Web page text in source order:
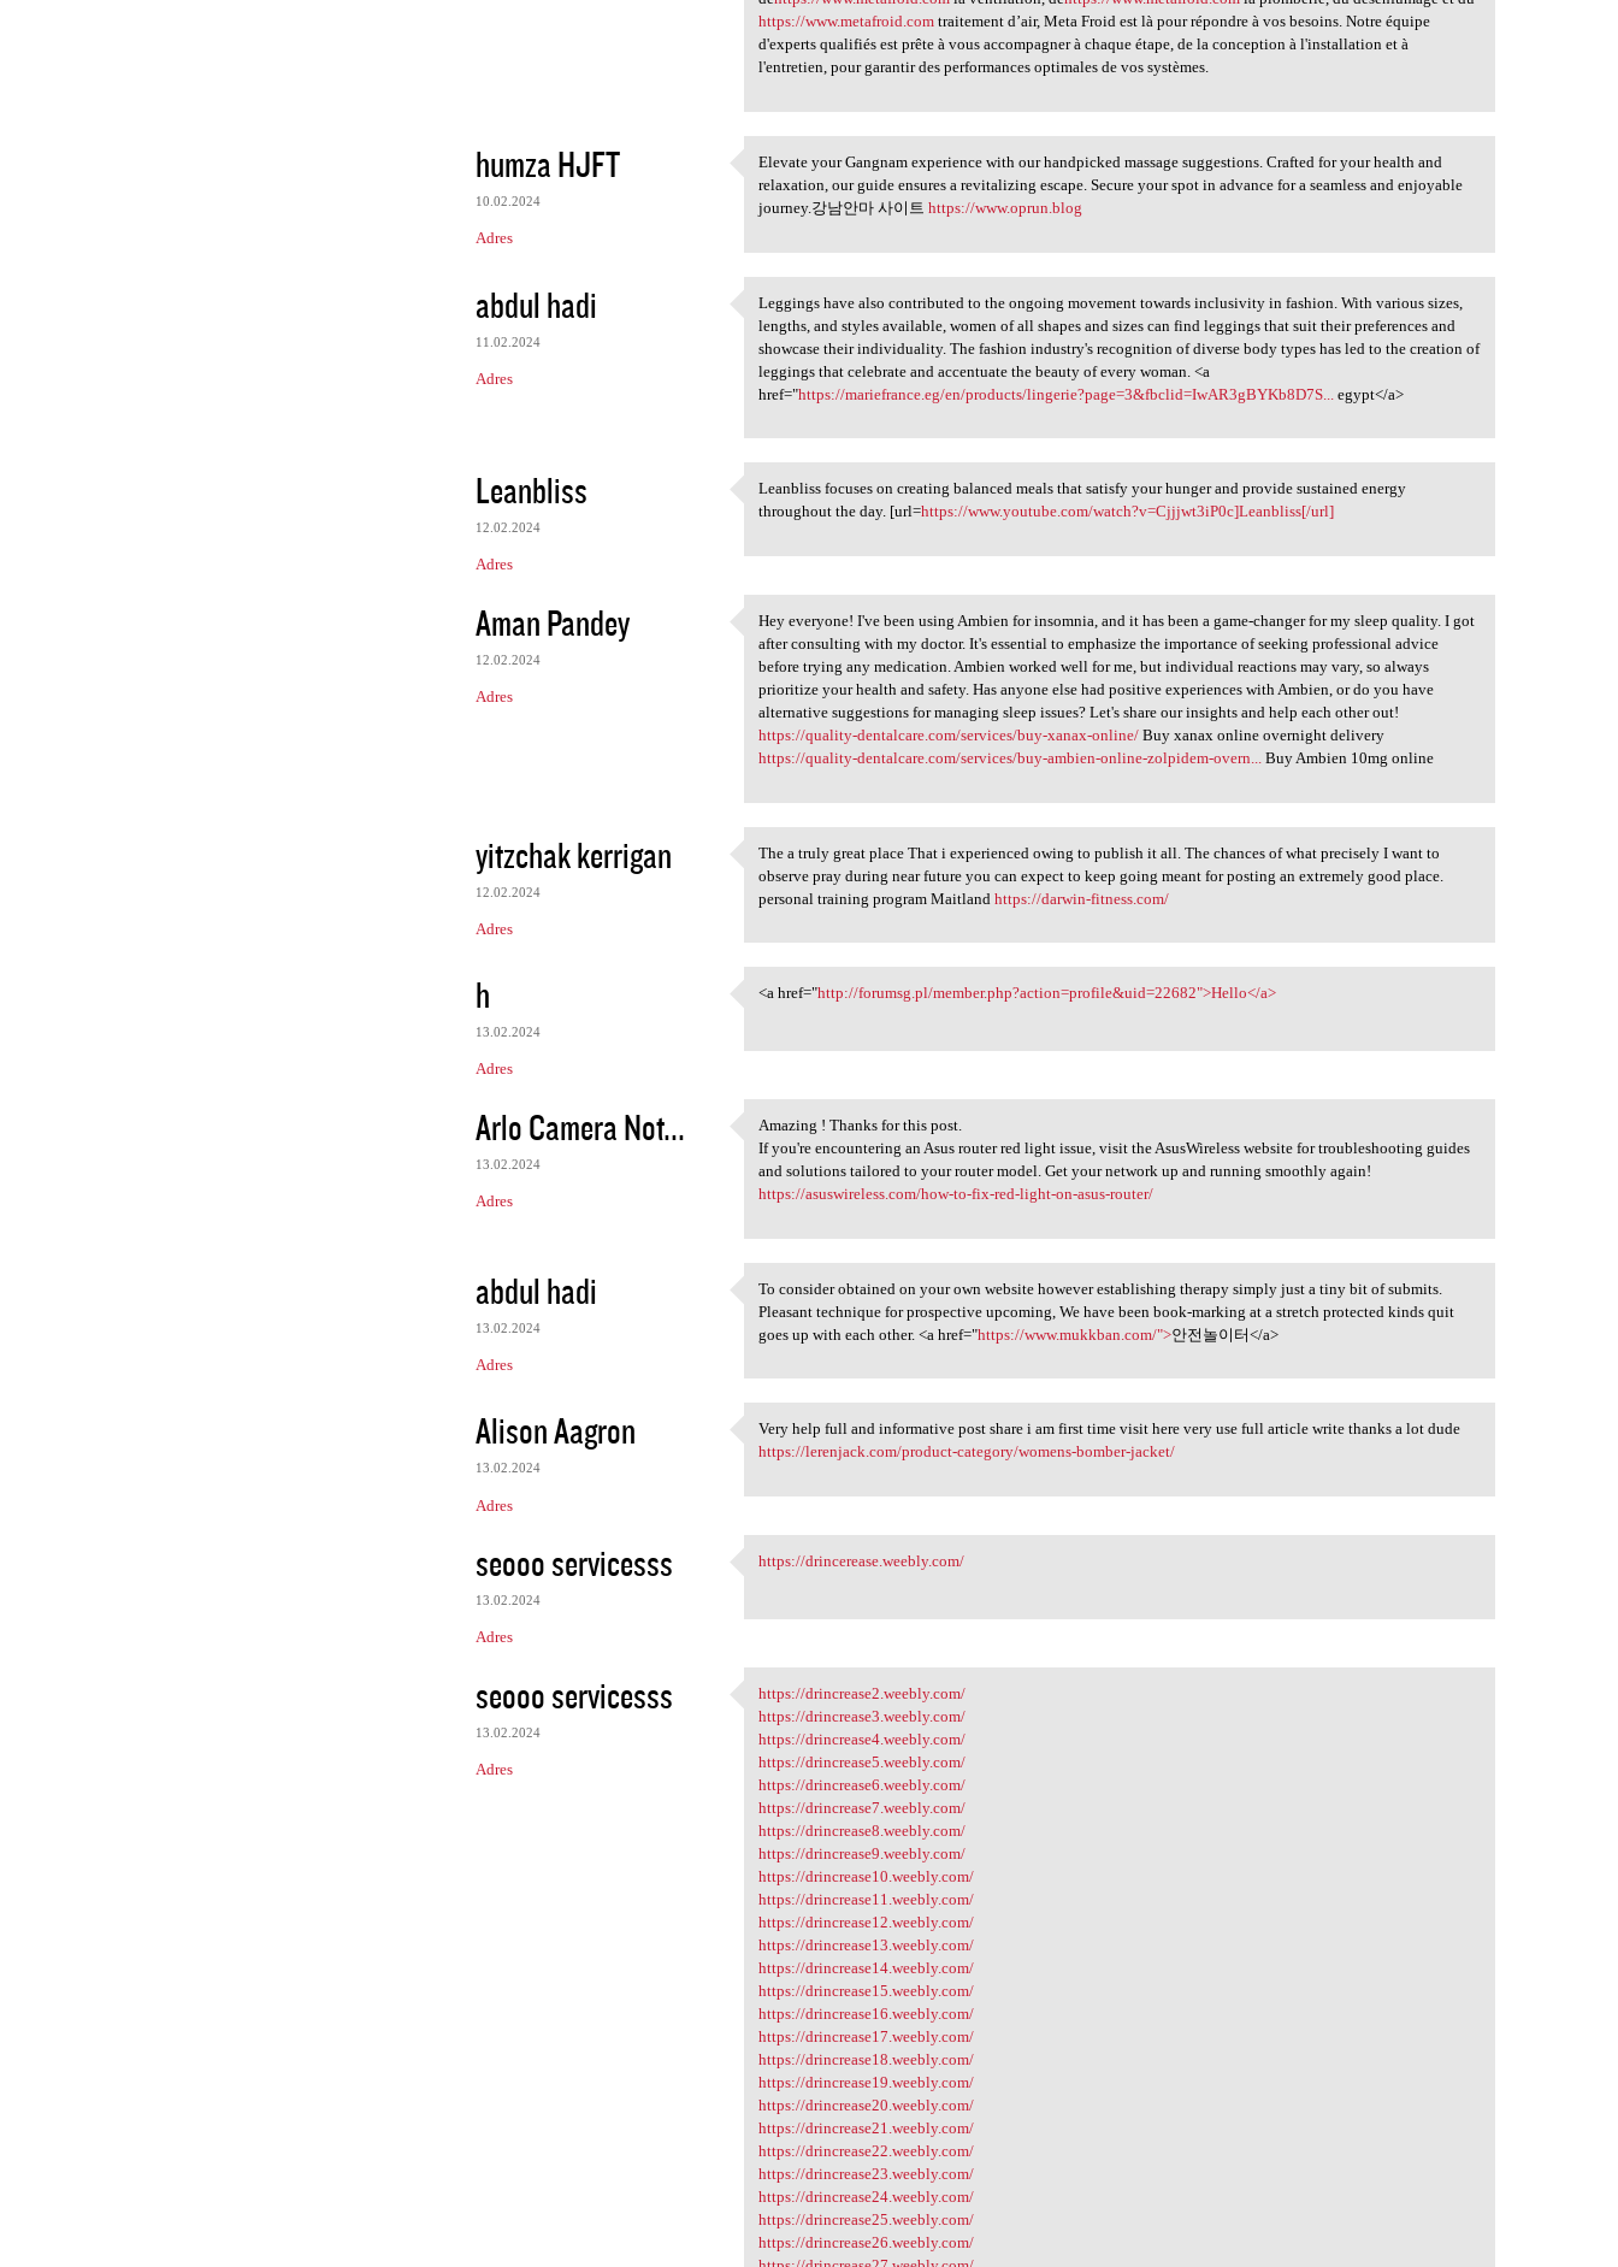
https://www.metafroid.com traitement d’air, Meta Froid est là pour répondre à vos besoins. Notre équipe
d'experts qualifiés est prête à vous accompagner à chaque étape, de la conception à l'installation et à
l'entretien, pour garantir des performances optimales de vos systèmes.
humza HJFT
10.02.2024
Adres
Elevate your Gangnam
Elevate your Gangnam experience with our handpicked massage suggestions. Crafted for your health and
relaxation, our guide ensures a revitalizing escape. Secure your spot in advance for a seamless and enjoyable
journey.강남안마 사이트https://www.oprun.blog
abdul hadi
11.02.2024
Adres
Leggings have also
Leggings have also contributed to the ongoing movement towards inclusivity in fashion. With various sizes,
lengths, and styles available, women of all shapes and sizes can find leggings that suit their preferences and
showcase their individuality. The fashion industry's recognition of diverse body types has led to the creation of
leggings that celebrate and accentuate the beauty of every woman. <a
href="https://mariefrance.eg/en/products/lingerie?page=3&fbclid=IwAR3gBYKb8D7S... egypt</a>
Leanbliss
12.02.2024
Adres
Leanbliss focuses on creating
Leanbliss focuses on creating balanced meals that satisfy your hunger and provide sustained energy
throughout the day. [url=https://www.youtube.com/watch?v=Cjjjwt3iP0c]Leanbliss[/url]
Aman Pandey
12.02.2024
Adres
Hey everyone! I've been using
Hey everyone! I've been using Ambien for insomnia, and it has been a game-changer for my sleep quality. I got
after consulting with my doctor. It's essential to emphasize the importance of seeking professional advice
before trying any medication. Ambien worked well for me, but individual reactions may vary, so always
prioritize your health and safety. Has anyone else had positive experiences with Ambien, or do you have
alternative suggestions for managing sleep issues? Let's share our insights and help each other out!
https://quality-dentalcare.com/services/buy-xanax-online/ Buy xanax online overnight delivery
https://quality-dentalcare.com/services/buy-ambien-online-zolpidem-overn... Buy Ambien 10mg online
yitzchak kerrigan
12.02.2024
Adres
The a truly great place That
The a truly great place That i experienced owing to publish it all. The chances of what precisely I want to
observe pray during near future you can expect to keep going meant for posting an extremely good place.
personal training program Maitlandhttps://darwin-fitness.com/
h
13.02.2024
Adres
<a href="http://forumsg.pl
<a href="http://forumsg.pl/member.php?action=profile&uid=22682">Hello</a>
Arlo Camera Not...
13.02.2024
Adres
Amazing ! Thanks for this
Amazing ! Thanks for this post.
If you're encountering an Asus router red light issue, visit the AsusWireless website for troubleshooting guides
and solutions tailored to your router model. Get your network up and running smoothly again!
https://asuswireless.com/how-to-fix-red-light-on-asus-router/
abdul hadi
13.02.2024
Adres
To consider obtained on your
To consider obtained on your own website however establishing therapy simply just a tiny bit of submits.
Pleasant technique for prospective upcoming, We have been book-marking at a stretch protected kinds quit
goes up with each other. <a href="https://www.mukkban.com/">안전놀이터</a>
Alison Aagron
13.02.2024
Adres
Very help full and
Very help full and informative post share i am first time visit here very use full article write thanks a lot dude
https://lerenjack.com/product-category/womens-bomber-jacket/
seooo servicesss
13.02.2024
Adres
https://drincerease.weebly
https://drincerease.weebly.com/
seooo servicesss
13.02.2024
Adres
https://drincrease2.weebly
https://drincrease2.weebly.com/
https://drincrease3.weebly.com/
https://drincrease4.weebly.com/
https://drincrease5.weebly.com/
https://drincrease6.weebly.com/
https://drincrease7.weebly.com/
https://drincrease8.weebly.com/
https://drincrease9.weebly.com/
https://drincrease10.weebly.com/
https://drincrease11.weebly.com/
https://drincrease12.weebly.com/
https://drincrease13.weebly.com/
https://drincrease14.weebly.com/
https://drincrease15.weebly.com/
https://drincrease16.weebly.com/
https://drincrease17.weebly.com/
https://drincrease18.weebly.com/
https://drincrease19.weebly.com/
https://drincrease20.weebly.com/
https://drincrease21.weebly.com/
https://drincrease22.weebly.com/
https://drincrease23.weebly.com/
https://drincrease24.weebly.com/
https://drincrease25.weebly.com/
https://drincrease26.weebly.com/